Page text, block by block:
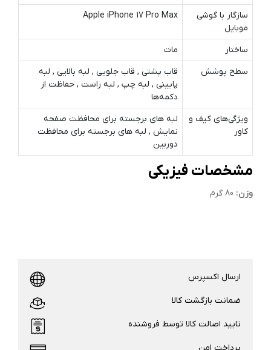
سازگار با گوشی
موبایل
Apple iPhone 17 Pro Max
ساختار
مات
سطح پوشش
قاب پشتی , قاب جلویی , لبه بالایی , لبه
پایینی , لبه چپ , لبه راست , حفاظت از
دکمه‌ها
ویژگی‌های کیف و
کاور
لبه های برجسته برای محافظت صفحه
نمایش , لبه های برجسته برای محافظت
دوربین
مشخصات فیزیکی
وزن:
ارسال اکسپرس
ضمانت بازگشت کالا
تایید اصالت کالا توسط فروشنده